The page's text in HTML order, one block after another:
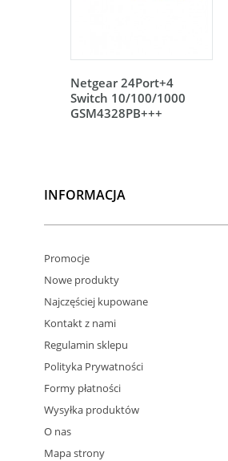
Netgear 24Port+4
Switch 10/100/1000
GSM4328PB+++
INFORMACJA
Promocje
Nowe produkty
Najczęściej kupowane
Kontakt z nami
Regulamin sklepu
Polityka Prywatności
Formy płatności
Wysyłka produktów
O nas
Mapa strony